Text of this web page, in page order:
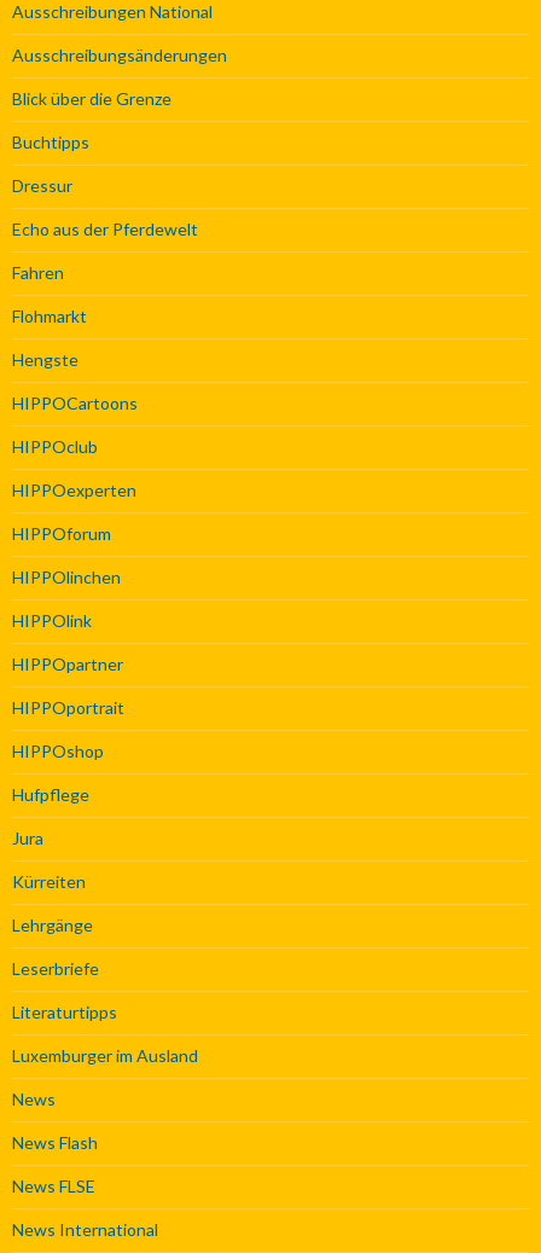
Ausschreibungen National
Ausschreibungsänderungen
Blick über die Grenze
Buchtipps
Dressur
Echo aus der Pferdewelt
Fahren
Flohmarkt
Hengste
HIPPOCartoons
HIPPOclub
HIPPOexperten
HIPPOforum
HIPPOlinchen
HIPPOlink
HIPPOpartner
HIPPOportrait
HIPPOshop
Hufpflege
Jura
Kürreiten
Lehrgänge
Leserbriefe
Literaturtipps
Luxemburger im Ausland
News
News Flash
News FLSE
News International